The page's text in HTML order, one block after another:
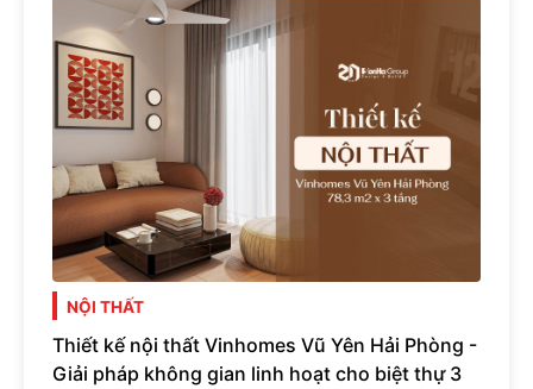
NỘI THẤT
Thiết kế nội thất Vinhomes Vũ Yên Hải Phòng -
Giải pháp không gian linh hoạt cho biệt thự 3